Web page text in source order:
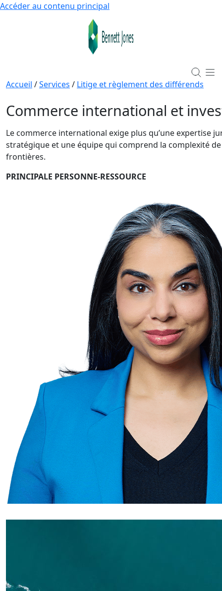
Accéder au contenu principal
Accueil /Services / Litige et règlement des différends
Commerce international et
Le commerce international exige plus qu’une expertise
stratégique et une équipe qui comprend la complexité
frontières.
PRINCIPALE PERSONNE-RESSOURCE